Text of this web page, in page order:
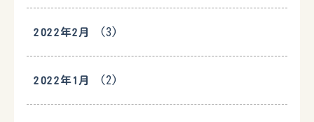
2022年2月 (3)
2022年1月 (2)